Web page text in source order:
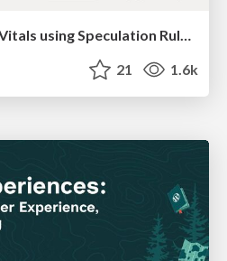
Improving Core Web Vitals using Speculation Rules API
21 1.6k